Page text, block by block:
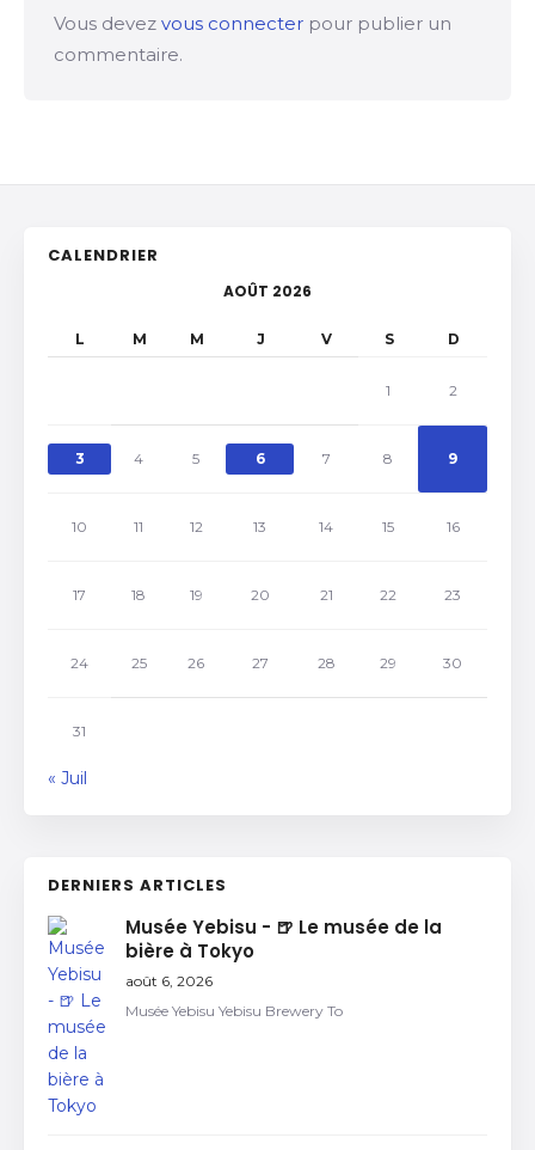
Vous devez vous connecter pour publier un
commentaire.
CALENDRIER
AOÛT 2026
L M M J V S D
1 2
3 4 5 6 7 8 9
10 11 12 13 14 15 16
17 18 19 20 21 22 23
24 25 26 27 28 29 30
31
« Juil
DERNIERS ARTICLES
Musée Yebisu - 🍺 Le musée de la
bière à Tokyo
août 6, 2026
Musée Yebisu Yebisu Brewery To